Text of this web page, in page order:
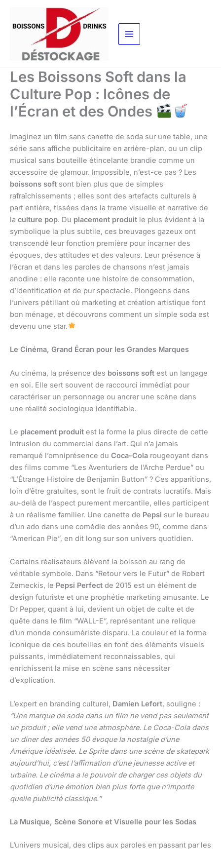
contenu
Les Boissons Soft dans la
Culture Pop : Icônes de
l’Écran et des Ondes
Imaginez un film sans canette de soda sur une table, une
série sans affiche publicitaire en arrière-plan, ou un clip
musical sans bouteille étincelante brandie comme un
accessoire de glamour. Impossible, n’est-ce pas ? Les
boissons soft sont bien plus que de simples
rafraîchissements ; elles sont des artefacts culturels à
part entière, tissées dans la trame visuelle et narrative de
la culture pop. Du placement produit le plus évident à la
symbolique la plus subtile, ces breuvages gazeux ont
transcendé leur fonction première pour incarner des
époques, des attitudes et des valeurs. Leur présence à
l’écran et dans les paroles de chansons n’est jamais
anodine : elle raconte une histoire de consommation,
d’identification et de pur spectacle. Plongeons dans
l’univers pétillant où marketing et création artistique font
bon ménage, et découvrons comment un simple soda est
devenu une star.
Le Cinéma, Grand Écran pour les Grandes Marques
Au cinéma, la présence des boissons soft est un langage
en soi. Elle sert souvent de raccourci immédiat pour
caractériser un personnage ou ancrer une scène dans
une réalité sociologique identifiable.
Le placement produit est la forme la plus directe de cette
intrusion du commercial dans l’art. Qui n’a jamais
remarqué l’omniprésence du Coca-Cola rougeoyant dans
des films comme “Les Aventuriers de l’Arche Perdue” ou
“L’Étrange Histoire de Benjamin Button” ? Ces apparitions,
loin d’être gratuites, sont le fruit de contrats lucratifs. Mais
au-delà de l’aspect purement mercantile, elles participent
à un réalisme familier. Une canette de Pepsi sur le bureau
d’un ado dans une comédie des années 90, comme dans
“American Pie”, en dit long sur son univers quotidien.
Certains réalisateurs élèvent la boisson au rang de
véritable symbole. Dans “Retour vers le Futur” de Robert
Zemeckis, le Pepsi Perfect de 2015 est un élément de
design futuriste et une prophétie marketing amusante. Le
Dr Pepper, quant à lui, devient un objet de culte et de
quête dans le film “WALL-E”, représentant une relique
d’un monde consumériste disparu. La couleur et la forme
iconique de ces bouteilles en font des éléments visuels
puissants, immédiatement reconnaissables, qui
enrichissent la mise en scène sans nécessiter
d’explication.
L’expert en branding culturel, Damien Lefort, souligne :
“Une marque de soda dans un film ne vend pas seulement
un produit ; elle vend une atmosphère. Le Coca-Cola dans
un diner des années 50 évoque la nostalgie d’une
Amérique idéalisée. Le Sprite dans une scène de skatepark
aujourd’hui, c’est l’affirmation d’une jeunesse active et
urbaine. Le cinéma a le pouvoir de charger ces objets du
quotidien d’une émotion bien plus forte que n’importe
quelle publicité classique.”
La Musique, Scène Sonore et Visuelle pour les Sodas
L’univers musical, des clips aux paroles en passant par les